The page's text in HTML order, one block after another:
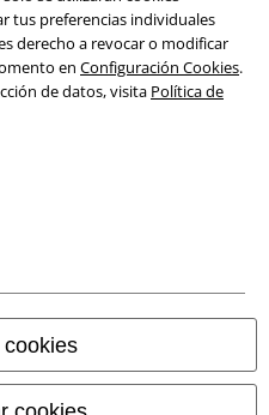
tus preferencias individuales
derecho a revocar o modificar
en Configuración Cookies.
de datos, visita Política de
del medioambiente